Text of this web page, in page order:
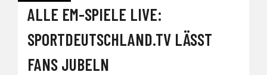
ALLE EM-SPIELE LIVE:
SPORTDEUTSCHLAND.TV LÄSST
FANS JUBELN